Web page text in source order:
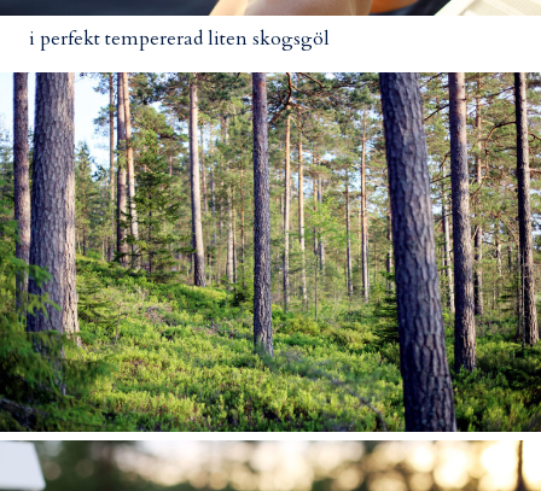
i perfekt tempererad liten skogsgöl